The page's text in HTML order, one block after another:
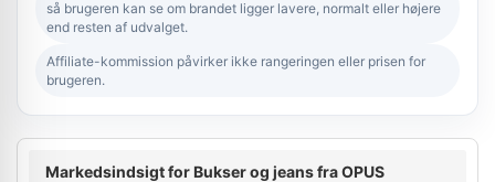
så brugeren kan se om brandet ligger lavere, normalt eller højere
end resten af udvalget.
Affiliate-kommission påvirker ikke rangeringen eller prisen for
brugeren.
Markedsindsigt for Bukser og jeans fra OPUS